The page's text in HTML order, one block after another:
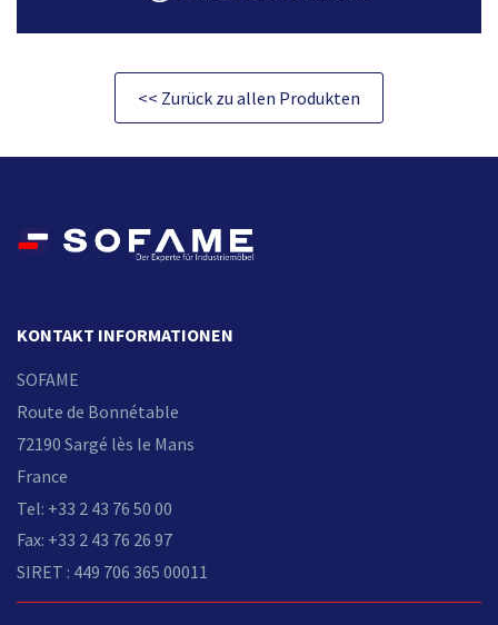
<< Zurück zu allen Produkten
KONTAKT INFORMATIONEN
SOFAME
Route de Bonnétable
72190 Sargé lès le Mans
France
Tel: +33 2 43 76 50 00
Fax: +33 2 43 76 26 97
SIRET : 449 706 365 00011